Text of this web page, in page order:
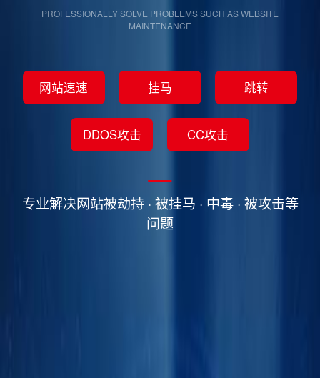
PROFESSIONALLY SOLVE PROBLEMS SUCH AS WEBSITE
MAINTENANCE
网站速速 挂马 跳转
DDOS攻击 CC攻击
专业解决网站被劫持 · 被挂马 · 中毒 · 被攻击等
问题